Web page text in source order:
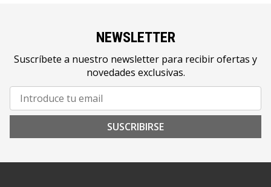
NEWSLETTER
Suscríbete a nuestro newsletter para recibir ofertas y
novedades exclusivas.
SUSCRIBIRSE